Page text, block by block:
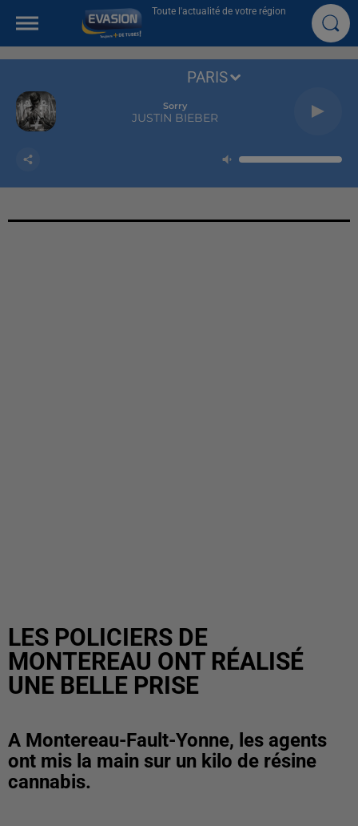
Toute l'actualité de votre région
Sorry
JUSTIN BIEBER
PARIS
LES POLICIERS DE
MONTEREAU ONT RÉALISÉ
UNE BELLE PRISE
A Montereau-Fault-Yonne, les agents
ont mis la main sur un kilo de résine
cannabis.